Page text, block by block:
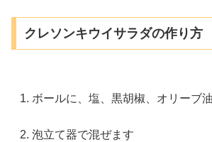
クレソンキウイサラダの作り方
ボールに、塩、黒胡椒、オリーブ
泡立て器で混ぜます